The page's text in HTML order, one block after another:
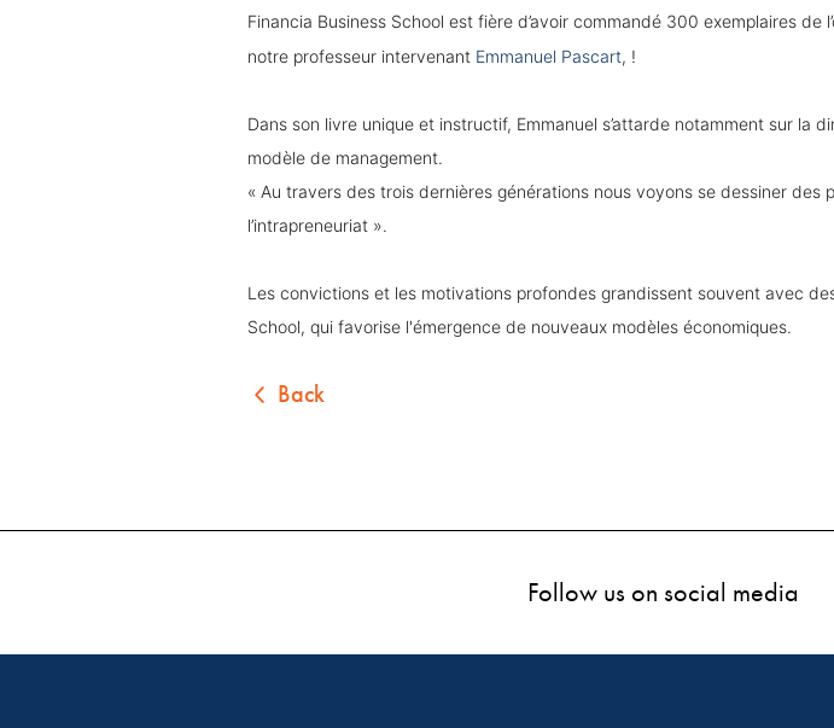
Financia Business School est fière d’avoir commandé 300 exemplaires de
notre professeur intervenant Emmanuel Pascart, !
Dans son livre unique et instructif, Emmanuel s’attarde notamment sur la
modèle de management.
« Au travers des trois dernières générations nous voyons se dessiner
l’intrapreneuriat ».
Les convictions et les motivations profondes grandissent souvent avec
School, qui favorise l'émergence de nouveaux modèles économiques.
Back
Follow us on social media